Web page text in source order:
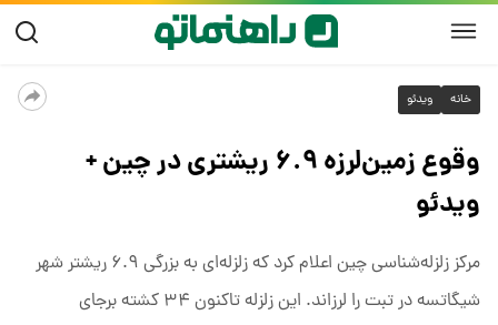
خانه ویدئو
وقوع زمین‌لرزه ۶.۹ ریشتری در چین +
ویدئو
مرکز زلزله‌شناسی چین اعلام کرد که زلزله‌ای به بزرگی ۶.۹ ریشتر شهر
شیگاتسه در تبت را لرزاند. این زلزله تاکنون ۳۴ کشته برجای